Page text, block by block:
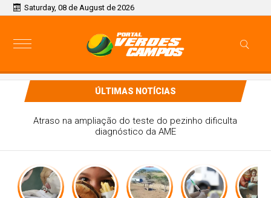
Saturday, 08 de August de 2026
ÚLTIMAS NOTÍCIAS
Controle do colesterol deve começar na infância, alerta
cardiologista